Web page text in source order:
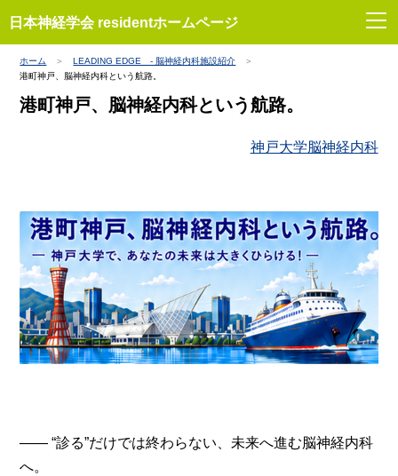
日本神経学会 residentホームページ
ホーム
LEADING EDGE - 脳神経内科施設紹介
港町神戸、脳神経内科という航路。
港町神戸、脳神経内科という航路。
神戸大学脳神経内科
—— “診る”だけでは終わらない、未来へ進む脳神経内科
へ。